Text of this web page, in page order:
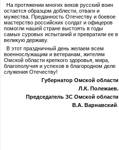
На протяжении многих веков русский воин
остается образцом доблести, отваги и
мужества. Преданность Отечеству и боевое
мастерство российских солдат и офицеров
помогли нашей стране выстоять в годы
самых суровых испытаний и превратили ее в
великую державу.
В этот праздничный день желаем всем
военнослужащим и ветеранам, жителям
Омской области крепкого здоровья, мира,
благополучия и успехов в благородном деле
служения Отечеству!
Губернатор Омской области
Л.К. Полежаев.
Председатель ЗС Омской области
В.А. Варнавский